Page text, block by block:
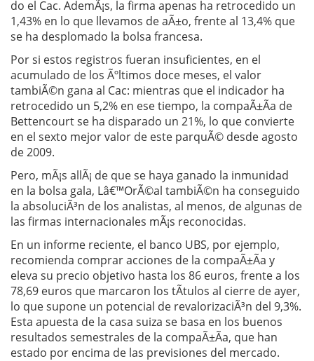
do el Cac. AdemÃ¡s, la firma apenas ha retrocedido un
1,43% en lo que llevamos de aÃ±o, frente al 13,4% que
se ha desplomado la bolsa francesa.
Por si estos registros fueran insuficientes, en el
acumulado de los Ãºltimos doce meses, el valor
tambiÃ©n gana al Cac: mientras que el indicador ha
retrocedido un 5,2% en ese tiempo, la compaÃ±Ã­a de
Bettencourt se ha disparado un 21%, lo que convierte
en el sexto mejor valor de este parquÃ© desde agosto
de 2009.
Pero, mÃ¡s allÃ¡ de que se haya ganado la inmunidad
en la bolsa gala, Lâ€™OrÃ©al tambiÃ©n ha conseguido
la absoluciÃ³n de los analistas, al menos, de algunas de
las firmas internacionales mÃ¡s reconocidas.
En un informe reciente, el banco UBS, por ejemplo,
recomienda comprar acciones de la compaÃ±Ã­a y
eleva su precio objetivo hasta los 86 euros, frente a los
78,69 euros que marcaron los tÃ­tulos al cierre de ayer,
lo que supone un potencial de revalorizaciÃ³n del 9,3%.
Esta apuesta de la casa suiza se basa en los buenos
resultados semestrales de la compaÃ±Ã­a, que han
estado por encima de las previsiones del mercado.